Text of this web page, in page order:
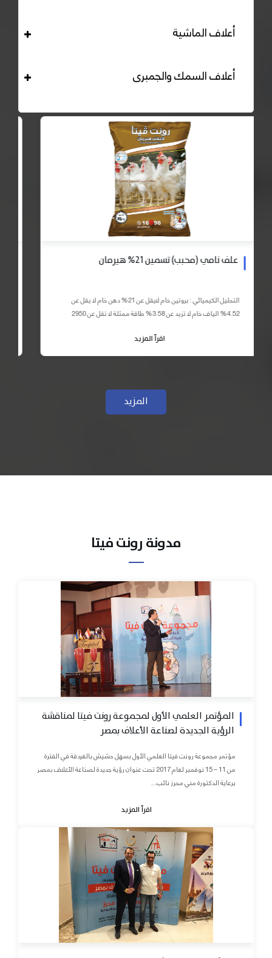
أعلاف الماشية
أعلاف السمك والجمبرى
علف نامي (محبب) تسمين 21% هيرمان
التحليل الكيميائي : بروتين خام لايقل عن 21% دهن خام لا يقل عن
4.52% الياف خام لا تزيد عن 3.58% طاقة ممثلة لا تقل عن 2950
اقرأ المزيد
المزيد
مدونة رونت فيتا
المؤتمر العلمي الأول لمجموعة رونت فيتا لمناقشة
الرؤية الجديدة لصناعة الأعلاف بمصر
مؤتمر مجموعة رونت فيتا العلمي الأول بسهل حشيش بالغردقة في الفترة
من 11 – 15 نوفمبر لعام 2017 تحت عنوان رؤية جديدة لصناعة الأعلاف بمصر
برعاية الدكتورة مني محرز نائب...
اقرأ المزيد